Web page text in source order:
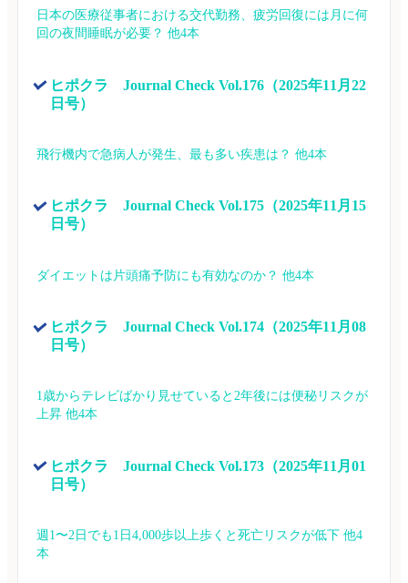
日本の医療従事者における交代勤務、疲労回復には月に何
回の夜間睡眠が必要？ 他4本
ヒポクラ　Journal Check Vol.176（2025年11月22
日号）
飛行機内で急病人が発生、最も多い疾患は？ 他4本
ヒポクラ　Journal Check Vol.175（2025年11月15
日号）
ダイエットは片頭痛予防にも有効なのか？ 他4本
ヒポクラ　Journal Check Vol.174（2025年11月08
日号）
1歳からテレビばかり見せていると2年後には便秘リスクが
上昇 他4本
ヒポクラ　Journal Check Vol.173（2025年11月01
日号）
週1〜2日でも1日4,000歩以上歩くと死亡リスクが低下 他4
本